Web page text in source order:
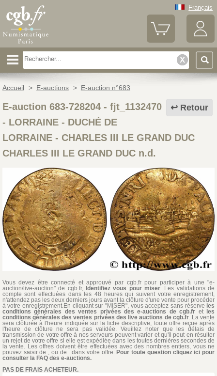
Français
Accueil > E-auctions > E-auction n°683
Retour
E-auction 683-728204 - fjt_1132470
- LORRAINE - DUCHÉ DE
LORRAINE - CHARLES III LE GRAND DUC
CHARLES III LE GRAND DUC n.d.
Vous devez être connecté et approuvé par cgb.fr pour participer à une "e-
auction/live-auction" de cgb.fr, Identifiez vous pour miser. Les validations de
compte sont effectuées dans les 48 heures qui suivent votre enregistrement,
n'attendez pas les deux derniers jours avant la clôture d'une vente pour procéder
à votre enregistrement.En cliquant sur "MISER", vous acceptez sans réserve les
conditions générales des ventes privées des e-auctions de cgb.fr et les
conditions générales des ventes privées des live auctions de cgb.fr. La vente
sera clôturée à l'heure indiquée sur la fiche descriptive, toute offre reçue après
l'heure de clôture ne sera pas validée. Veuillez noter que les délais de
transmission de votre offre à nos serveurs peuvent varier et qu'il peut en résulter
un rejet de votre offre si elle est expédiée dans les toutes dernières secondes de
la vente. Les offres doivent être effectuées avec des nombres entiers, vous ne
pouvez saisir de , ou de . dans votre offre. Pour toute question cliquez ici pour
consulter la FAQ des e-auctions.
PAS DE FRAIS ACHETEUR.